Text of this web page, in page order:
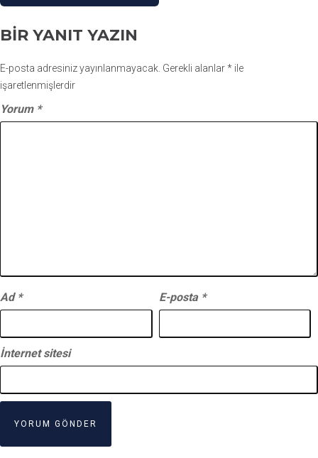
BIR YANIT YAZIN
E-posta adresiniz yayınlanmayacak. Gerekli alanlar* ile
işaretlenmişlerdir
Yorum *
Ad * E-posta *
İnternet sitesi